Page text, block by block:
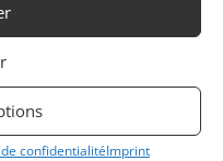
confidentialitéImprint
456 km d'origine,